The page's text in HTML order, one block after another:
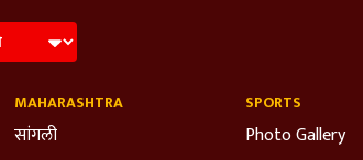
MAHARASHTRA
सांगली
SPORTS
Photo Gallery